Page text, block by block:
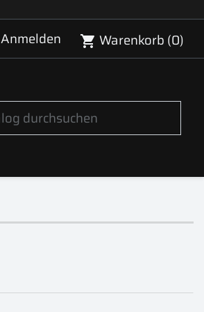
Anmelden shopping_cart Warenkorb (0)